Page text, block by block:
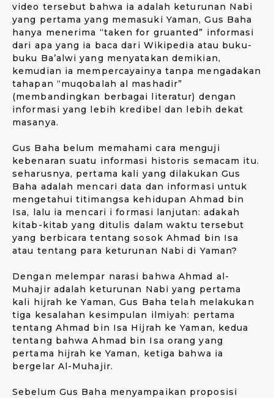
video tersebut bahwa ia adalah keturunan Nabi
yang pertama yang memasuki Yaman, Gus Baha
hanya menerima “taken for gruanted” informasi
dari apa yang ia baca dari Wikipedia atau buku-
buku Ba’alwi yang menyatakan demikian,
kemudian ia mempercayainya tanpa mengadakan
tahapan “muqobalah al mashadir”
(membandingkan berbagai literatur) dengan
informasi yang lebih kredibel dan lebih dekat
masanya.
Gus Baha belum memahami cara menguji
kebenaran suatu informasi historis semacam itu.
seharusnya, pertama kali yang dilakukan Gus
Baha adalah mencari data dan informasi untuk
mengetahui titimangsa kehidupan Ahmad bin
Isa, lalu ia mencari i formasi lanjutan: adakah
kitab-kitab yang ditulis dalam waktu tersebut
yang berbicara tentang sosok Ahmad bin Isa
atau tentang para keturunan Nabi di Yaman?
Dengan melempar narasi bahwa Ahmad al-
Muhajir adalah keturunan Nabi yang pertama
kali hijrah ke Yaman, Gus Baha telah melakukan
tiga kesalahan kesimpulan ilmiyah: pertama
tentang Ahmad bin Isa Hijrah ke Yaman, kedua
tentang bahwa Ahmad bin Isa orang yang
pertama hijrah ke Yaman, ketiga bahwa ia
bergelar Al-Muhajir.
Sebelum Gus Baha menyampaikan proposisi